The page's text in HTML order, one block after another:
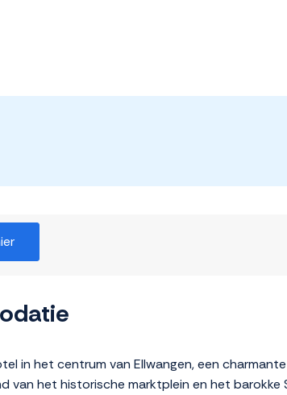
in het centrum van Ellwangen, een
het historische marktplein en het barokke